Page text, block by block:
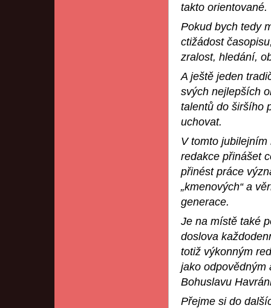
takto orientované.
Pokud bych tedy
ctižádost
zralost, hledání,
A ještě jeden
svých nejlepších
talentů do širšího
uchovat.
V tomto
redakce přinášet
přinést práce
„kmenových“ a
generace.
Je na místě také
doslova
totiž výkonným
jako odpovědným
Bohuslavu
Přejme si do